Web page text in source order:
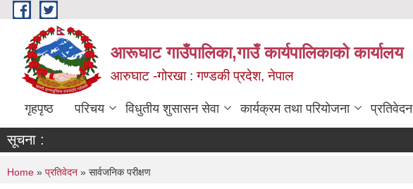
Skip to main content
आरूघाट गाउँपालिका,गाउँ कार्यपालिकाको कार्यालय
आरुघाट -गोरखा : गण्डकी प्रदेश, नेपाल
गृहपृष्ठ परिचय विधुतीय शुसासन सेवा कार्यक्रम तथा परियोजना प्रतिवेदन
सूचना :
You are here
Home » प्रतिवेदन » सार्वजनिक परीक्षण